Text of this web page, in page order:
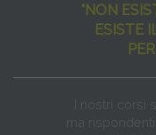
"NON
ESISTE
I nostri corsi
ma